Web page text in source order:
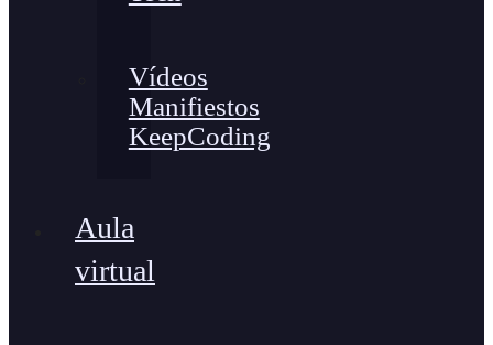
Vídeos
Manifiestos
KeepCoding
Aula
virtual